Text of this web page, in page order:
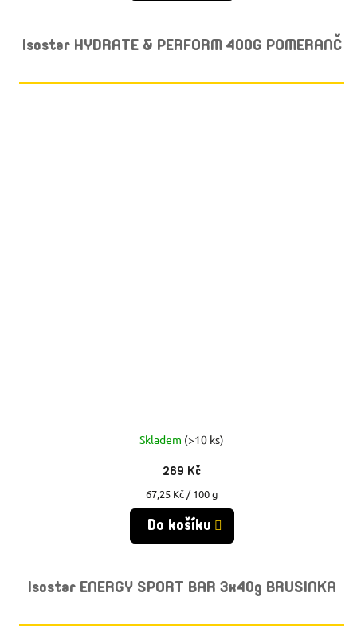
Isostar HYDRATE & PERFORM 400G POMERANČ
Skladem (>10 ks)
269 Kč
Měrná
cena:
67,25 Kč / 100 g
Do košíku
Isostar ENERGY SPORT BAR 3x40g BRUSINKA